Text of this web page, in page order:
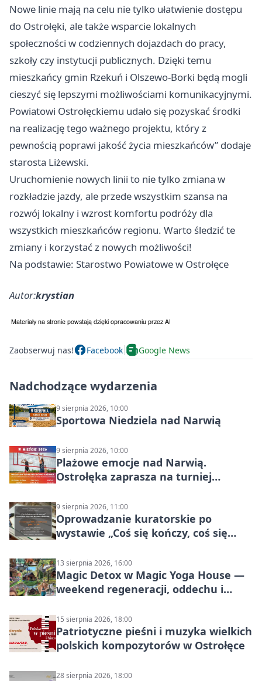
Nowe linie mają na celu nie tylko ułatwienie dostępu
do Ostrołęki, ale także wsparcie lokalnych
społeczności w codziennych dojazdach do pracy,
szkoły czy instytucji publicznych. Dzięki temu
mieszkańcy gmin Rzekuń i Olszewo-Borki będą mogli
cieszyć się lepszymi możliwościami komunikacyjnymi.
Powiatowi Ostrołęckiemu udało się pozyskać środki
na realizację tego ważnego projektu, który z
pewnością poprawi jakość życia mieszkańców” dodaje
starosta Liżewski.
Uruchomienie nowych linii to nie tylko zmiana w
rozkładzie jazdy, ale przede wszystkim szansa na
rozwój lokalny i wzrost komfortu podróży dla
wszystkich mieszkańców regionu. Warto śledzić te
zmiany i korzystać z nowych możliwości!
Na podstawie: Starostwo Powiatowe w Ostrołęce
Autor:krystian
Zaobserwuj nas! Facebook Google News
Nadchodzące wydarzenia
9 sierpnia 2026, 10:00
Sportowa Niedziela nad Narwią
9 sierpnia 2026, 10:00
Plażowe emocje nad Narwią.
Ostrołęka zaprasza na turniej
9 sierpnia 2026, 11:00
Oprowadzanie kuratorskie po
wystawie „Coś się kończy, coś się
Mazowsza do Korony”
13 sierpnia 2026, 16:00
Magic Detox w Magic Yoga House —
weekend regeneracji, oddechu i
15 sierpnia 2026, 18:00
Patriotyczne pieśni i muzyka wielkich
polskich kompozytorów w Ostrołęce
28 sierpnia 2026, 18:00